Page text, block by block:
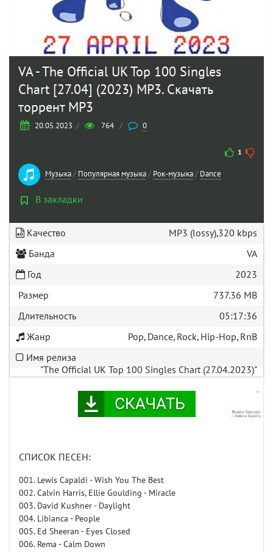
VA - The Official UK Top 100 Singles
Chart [27.04] (2023) MP3. Скачать
торрент MP3
20.05.2023 / 764 / 0
1
Музыка/ Популярная музыка/ Рок-музыка/ Dance
В закладки
Качество
MP3 (lossy),320 kbps
Банда
VA
Год
2023
Размер
737.36 MB
Длительность
05:17:36
Жанр
Pop, Dance, Rock, Hip-Hop, RnB
Имя релиза
"The Official UK Top 100 Singles Chart (27.04.2023)"
СПИСОК ПЕСЕН:
001. Lewis Capaldi - Wish You The Best
002. Calvin Harris, Ellie Goulding - Miracle
003. David Kushner - Daylight
004. Libianca - People
005. Ed Sheeran - Eyes Closed
006. Rema - Calm Down